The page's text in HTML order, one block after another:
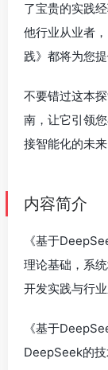
了宝贵的实践
他行业从业者
践》都将为您
不要错过这本
南，让它引领
接智能化的未来